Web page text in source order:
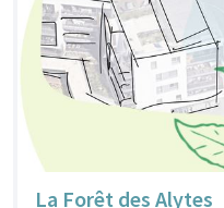
La Forêt des Alytes